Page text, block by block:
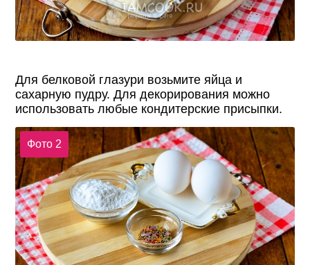
Для белковой глазури возьмите яйца и
сахарную пудру. Для декорирования можно
использовать любые кондитерские присыпки.
Фото 2